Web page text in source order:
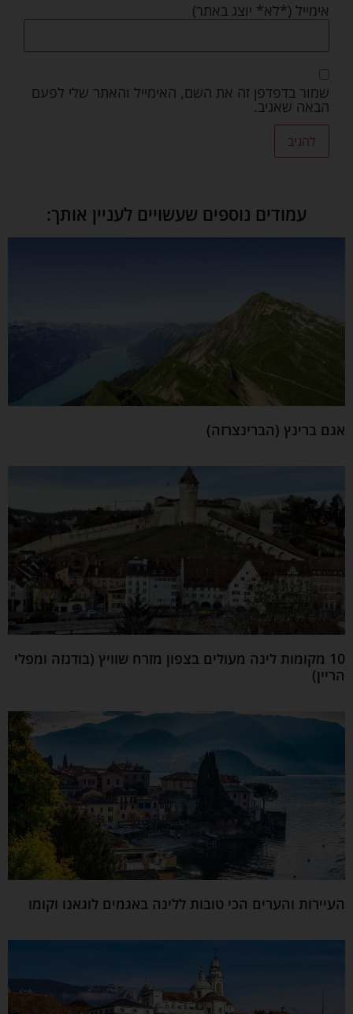
אימייל (*לא* יוצג באתר)
שמור בדפדפן זה את השם, האימייל והאתר שלי לפעם
הבאה שאגיב.
עמודים נוספים שעשויים לעניין אותך:
אגם ברינץ (הברינצרזה)
10 מקומות לינה מעולים בצפון מזרח שוויץ (בודנזה ומפלי
הריין)
העיירות והערים הכי טובות ללינה באגמים לוגאנו וקומו